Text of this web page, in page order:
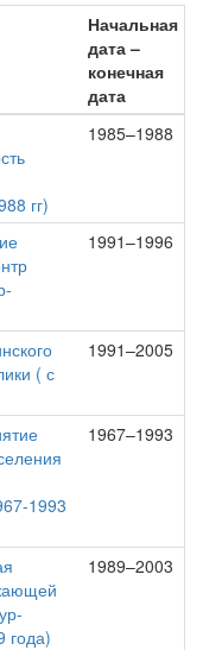
Начальная
дата –
конечная
дата
гг)
1985–1988
1991–1996
( с
1991–2005
1993
1967–1993
года)
1989–2003